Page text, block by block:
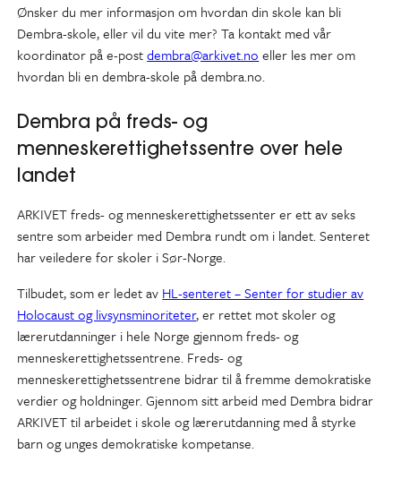
Ønsker du mer informasjon om hvordan din skole kan bli
Dembra-skole, eller vil du vite mer? Ta kontakt med vår
koordinator på e-postdembra@arkivet.no eller les mer om
hvordan bli en dembra-skole på dembra.no.
Dembra på freds- og
menneskerettighetssentre over hele
landet
ARKIVET freds- og menneskerettighetssenter er ett av seks
sentre som arbeider med Dembra rundt om i landet. Senteret
har veiledere for skoler i Sør-Norge.
Tilbudet, som er ledet av HL-senteret – Senter for studier av
Holocaust og livsynsminoriteter, er rettet mot skoler og
lærerutdanninger i hele Norge gjennom freds- og
menneskerettighetssentrene. Freds- og
menneskerettighetssentrene bidrar til å fremme demokratiske
verdier og holdninger. Gjennom sitt arbeid med Dembra bidrar
ARKIVET til arbeidet i skole og lærerutdanning med å styrke
barn og unges demokratiske kompetanse.